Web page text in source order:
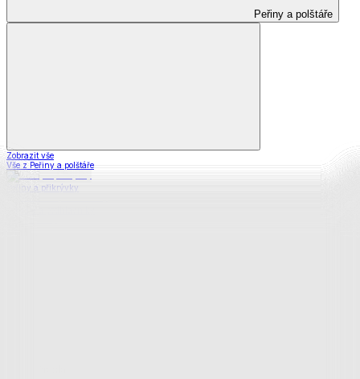
Peřiny a polštáře
Zobrazit vše
Vše z Peřiny a polštáře
Peřiny a přikrývky